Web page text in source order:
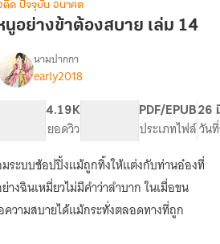
ดีต ปัจจุบัน อนาคต
นูอย่างข้าต้องสบาย เล่ม 14
เรื่อง
ไม่
ว่า
คุณ
หนู
อย่าง
ข้า
ต้อง
สบาย
นามปากกา
early2018
4.19K
ยอดวิว
PDF/EPUB
ประเภทไฟล์
26
วัน
ะบบช้อปปิ้งแม้ถูกทิ้งให้แต่งกับท่านอ๋องที่
งฉินเหมี่ยวไม่มีคำว่าลำบาก ในเมื่อขน
ความสบายได้แม้กระทั่งตลอดทางที่ถูก